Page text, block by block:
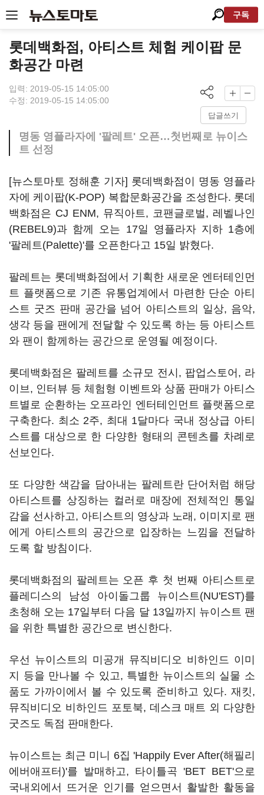
구독
롯데백화점, 아티스트 체험 케이팝 문
화공간 마련
입력: 2019-05-15 14:05:00
수정: 2019-05-15 14:05:00
답글쓰기
명동 영플라자에 '팔레트' 오픈…첫번째로 뉴이스
트 선정
[뉴스토마토 정해훈 기자] 롯데백화점이 명동 영플라
자에 케이팝(K-POP) 복합문화공간을 조성한다. 롯데
백화점은 CJ ENM, 뮤직아트, 코팬글로벌, 레벨나인
(REBEL9)과 함께 오는 17일 영플라자 지하 1층에
'팔레트(Palette)'를 오픈한다고 15일 밝혔다.
팔레트는 롯데백화점에서 기획한 새로운 엔터테인먼
트 플랫폼으로 기존 유통업계에서 마련한 단순 아티
스트 굿즈 판매 공간을 넘어 아티스트의 일상, 음악,
생각 등을 팬에게 전달할 수 있도록 하는 등 아티스트
와 팬이 함께하는 공간으로 운영될 예정이다.
롯데백화점은 팔레트를 소규모 전시, 팝업스토어, 라
이브, 인터뷰 등 체험형 이벤트와 상품 판매가 아티스
트별로 순환하는 오프라인 엔터테인먼트 플랫폼으로
구축한다. 최소 2주, 최대 1달마다 국내 정상급 아티
스트를 대상으로 한 다양한 형태의 콘텐츠를 차례로
선보인다.
또 다양한 색감을 담아내는 팔레트란 단어처럼 해당
아티스트를 상징하는 컬러로 매장에 전체적인 통일
감을 선사하고, 아티스트의 영상과 노래, 이미지로 팬
에게 아티스트의 공간으로 입장하는 느낌을 전달하
도록 할 방침이다.
롯데백화점의 팔레트는 오픈 후 첫 번째 아티스트로
플레디스의 남성 아이돌그룹 뉴이스트(NU'EST)를
초청해 오는 17일부터 다음 달 13일까지 뉴이스트 팬
을 위한 특별한 공간으로 변신한다.
우선 뉴이스트의 미공개 뮤직비디오 비하인드 이미
지 등을 만나볼 수 있고, 특별한 뉴이스트의 실물 소
품도 가까이에서 볼 수 있도록 준비하고 있다. 재킷,
뮤직비디오 비하인드 포토북, 데스크 매트 외 다양한
굿즈도 독점 판매한다.
뉴이스트는 최근 미니 6집 'Happily Ever After(해필리
에버애프터)'를 발매하고, 타이틀곡 'BET BET'으로
국내외에서 뜨거운 인기를 얻으면서 활발한 활동을